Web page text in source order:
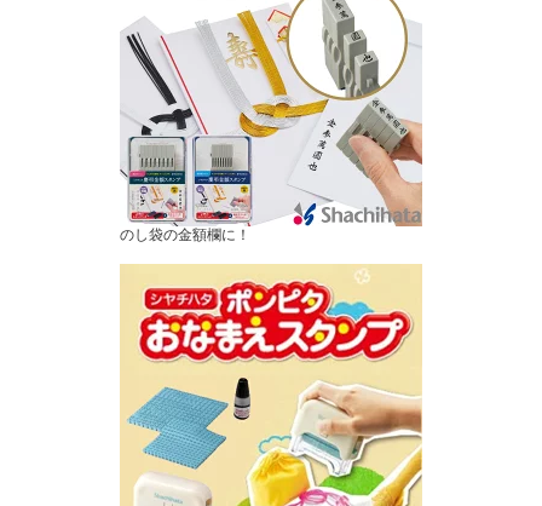
のし袋の金額欄に！